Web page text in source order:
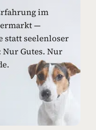
im
—
statt seelenloser
Nur Gutes. Nur